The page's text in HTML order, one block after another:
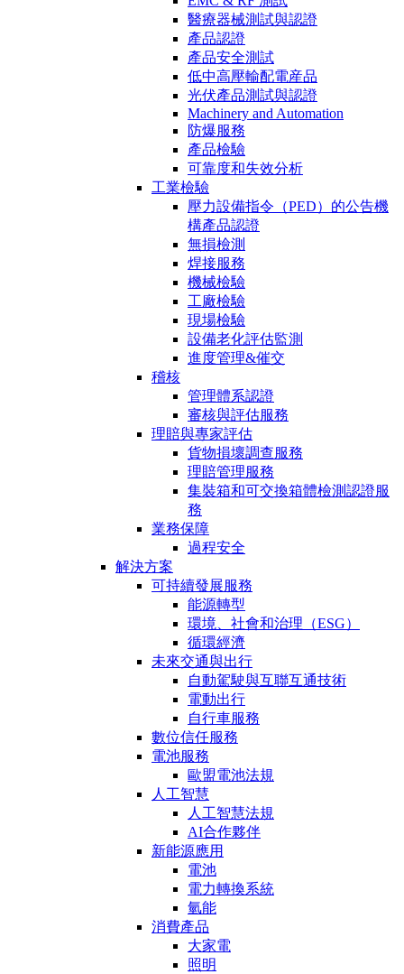
醫療器械測試與認證
產品認證
產品安全測試
低中高壓輸配電産品
光伏產品測試與認證
Machinery and Automation
防爆服務
產品檢驗
可靠度和失效分析
工業檢驗
壓力設備指令（PED）的公告機
構產品認證
無損檢測
焊接服務
機械檢驗
工廠檢驗
現場檢驗
設備老化評估監測
進度管理&催交
稽核
管理體系認證
審核與評估服務
理賠與專家評估
貨物損壞調查服務
理賠管理服務
集裝箱和可交換箱體檢測認證服
務
業務保障
過程安全
解決方案
可持續發展服務
能源轉型
環境、社會和治理（ESG）
循環經濟
未來交通與出行
自動駕駛與互聯互通技術
電動出行
自行車服務
數位信任服務
電池服務
歐盟電池法規
人工智慧
人工智慧法規
AI合作夥伴
新能源應用
電池
電力轉換系統
氫能
消費產品
大家電
照明